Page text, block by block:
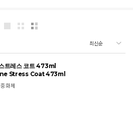
트레스 코트 473ml
Stress Coat 473ml
화제